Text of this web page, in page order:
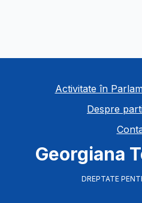
Georgiana
DREPTATE
Activitate în
Despre